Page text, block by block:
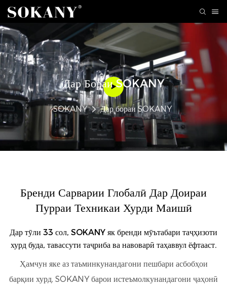
Дар Бораи SOKANY
SOKANY Дар бораи SOKANY
Бренди Сарварии Глобалӣ Дар Доираи
Пурраи Техникаи Хурди Маишӣ
Дар тӯли 33 сол, SOKANY як бренди мӯътабари таҷҳизоти
хурд буда, тавассути таҷриба ва навоварӣ таҳаввул ёфтааст.
Ҳамчун яке аз таъминкунандагони пешбари асбобҳои
барқии хурд, SOKANY барои истеъмолкунандагони ҷаҳонӣ